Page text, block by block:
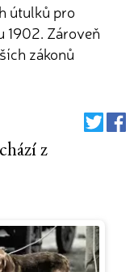
útulků pro
1902. Zároveň
zákonů
z